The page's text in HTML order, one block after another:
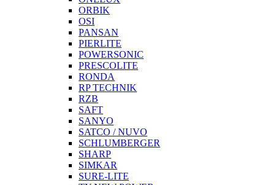
ORBIK
OSI
PANSAN
PIERLITE
POWERSONIC
PRESCOLITE
RONDA
RP TECHNIK
RZB
SAFT
SANYO
SATCO / NUVO
SCHLUMBERGER
SHARP
SIMKAR
SURE-LITE